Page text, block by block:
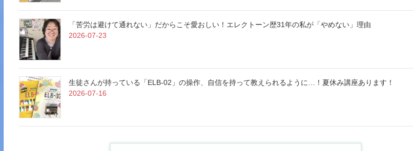
「苦労は避けて通れない」だからこそ愛おしい！エレクトーン歴31年の私が「やめない」理由
2026-07-23
生徒さんが持っている「ELB-02」の操作、自信を持って教えられるように…！夏休み講座あります！
2026-07-16